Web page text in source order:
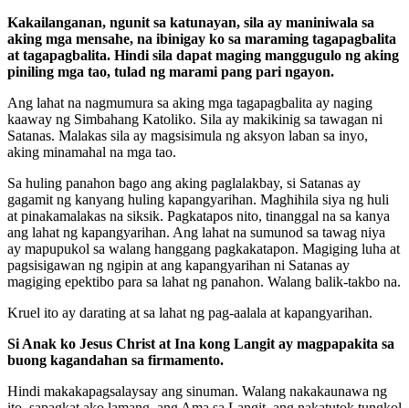
Kakailanganan, ngunit sa katunayan, sila ay maniniwala sa
aking mga mensahe, na ibinigay ko sa maraming tagapagbalita
at tagapagbalita. Hindi sila dapat maging manggugulo ng aking
piniling mga tao, tulad ng marami pang pari ngayon.
Ang lahat na nagmumura sa aking mga tagapagbalita ay naging
kaaway ng Simbahang Katoliko. Sila ay makikinig sa tawagan ni
Satanas. Malakas sila ay magsisimula ng aksyon laban sa inyo,
aking minamahal na mga tao.
Sa huling panahon bago ang aking paglalakbay, si Satanas ay
gagamit ng kanyang huling kapangyarihan. Maghihila siya ng huli
at pinakamalakas na siksik. Pagkatapos nito, tinanggal na sa kanya
ang lahat ng kapangyarihan. Ang lahat na sumunod sa tawag niya
ay mapupukol sa walang hanggang pagkakatapon. Magiging luha at
pagsisigawan ng ngipin at ang kapangyarihan ni Satanas ay
magiging epektibo para sa lahat ng panahon. Walang balik-takbo na.
Kruel ito ay darating at sa lahat ng pag-aalala at kapangyarihan.
Si Anak ko Jesus Christ at Ina kong Langit ay magpapakita sa
buong kagandahan sa firmamento.
Hindi makakapagsalaysay ang sinuman. Walang nakakaunawa ng